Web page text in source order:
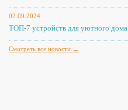
02.09.2024
ТОП-7 устройств для уютного дома
Смотреть все новости →